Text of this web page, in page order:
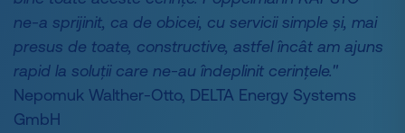
ne-a sprijinit, ca de obicei, cu servicii simple și, mai
presus de toate, constructive, astfel încât am ajuns
rapid la soluții care ne-au îndeplinit cerințele."
Nepomuk Walther-Otto, DELTA Energy Systems
GmbH